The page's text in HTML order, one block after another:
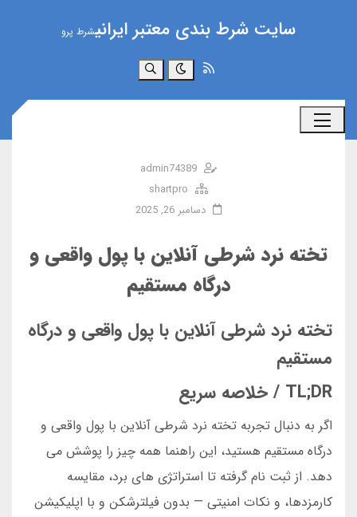
سایت شرط بندی معتبر ایرانیشرط پرو
جستجو
admin74389
shartpro
دسامبر 26, 2025
تخته نرد شرطی آنلاین با پول واقعی و
درگاه مستقیم
تخته نرد شرطی آنلاین با پول واقعی و درگاه
مستقیم
TL;DR / خلاصه سریع
اگر به دنبال تجربه تخته نرد شرطی آنلاین با پول واقعی و
درگاه مستقیم هستید، این راهنما همه چیز را پوشش می
دهد. از ثبت نام گرفته تا استراتژی های برد، مقایسه
کارمزدها، و نکات امنیتی — بدون فیلترشکن و با اپلیکیشن